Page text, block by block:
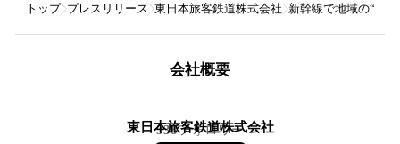
トップ プレスリリース 東日本旅客鉄道株式会社 新幹線で地域の“逸
会社概要
東日本旅客鉄道株式会社
338フォロワー